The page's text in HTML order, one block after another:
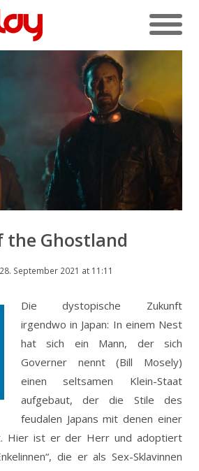
the Ghostland
September 2021 at 11:11
Die dystopische Zukunft
irgendwo in Japan: In einem Nest
hat sich ein Mann, der sich
Governer nennt (Bill Mosely)
einen seltsamen Klein-Staat
aufgebaut, der die Stile des
feudalen Japans mit denen einer
Hier ist er der Herr und adoptiert
die er als Sex-Sklavinnen